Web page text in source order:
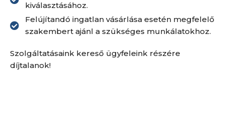
kiválasztásához.
Felújítandó ingatlan vásárlása esetén megfelelő
szakembert ajánl a szükséges munkálatokhoz.
Szolgáltatásaink kereső ügyfeleink részére
díjtalanok!